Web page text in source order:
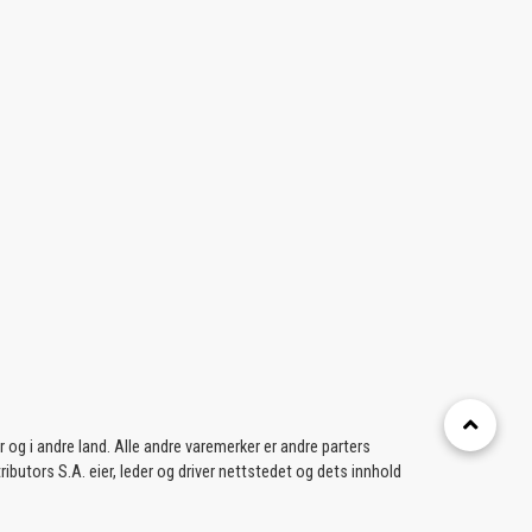
i andre land. Alle andre varemerker er andre parters
S.A. eier, leder og driver nettstedet og dets innhold